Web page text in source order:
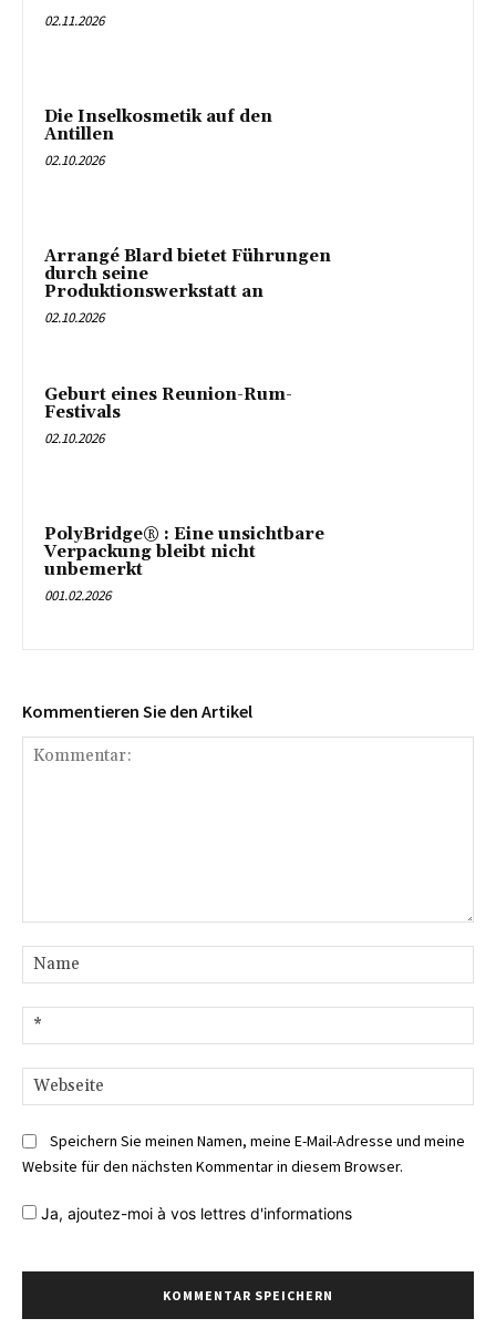
02.11.2026
Die Inselkosmetik auf den
Antillen
02.10.2026
Arrangé Blard bietet Führungen
durch seine
Produktionswerkstatt an
02.10.2026
Geburt eines Reunion-Rum-
Festivals
02.10.2026
PolyBridge® : Eine unsichtbare
Verpackung bleibt nicht
unbemerkt
001.02.2026
Kommentieren Sie den Artikel
Speichern Sie meinen Namen, meine E-Mail-Adresse und meine
Website für den nächsten Kommentar in diesem Browser.
Ja, ajoutez-moi à vos lettres d'informations